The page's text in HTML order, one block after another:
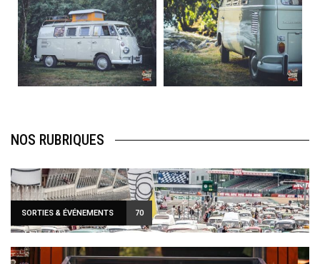
Août 10
120
0
Août 10
108
0
NOS RUBRIQUES
SORTIES & ÉVÉNEMENTS 70